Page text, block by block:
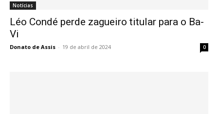
Notícias
Léo Condé perde zagueiro titular para o Ba-
Vi
Donato de Assis - 19 de abril de 2024 0